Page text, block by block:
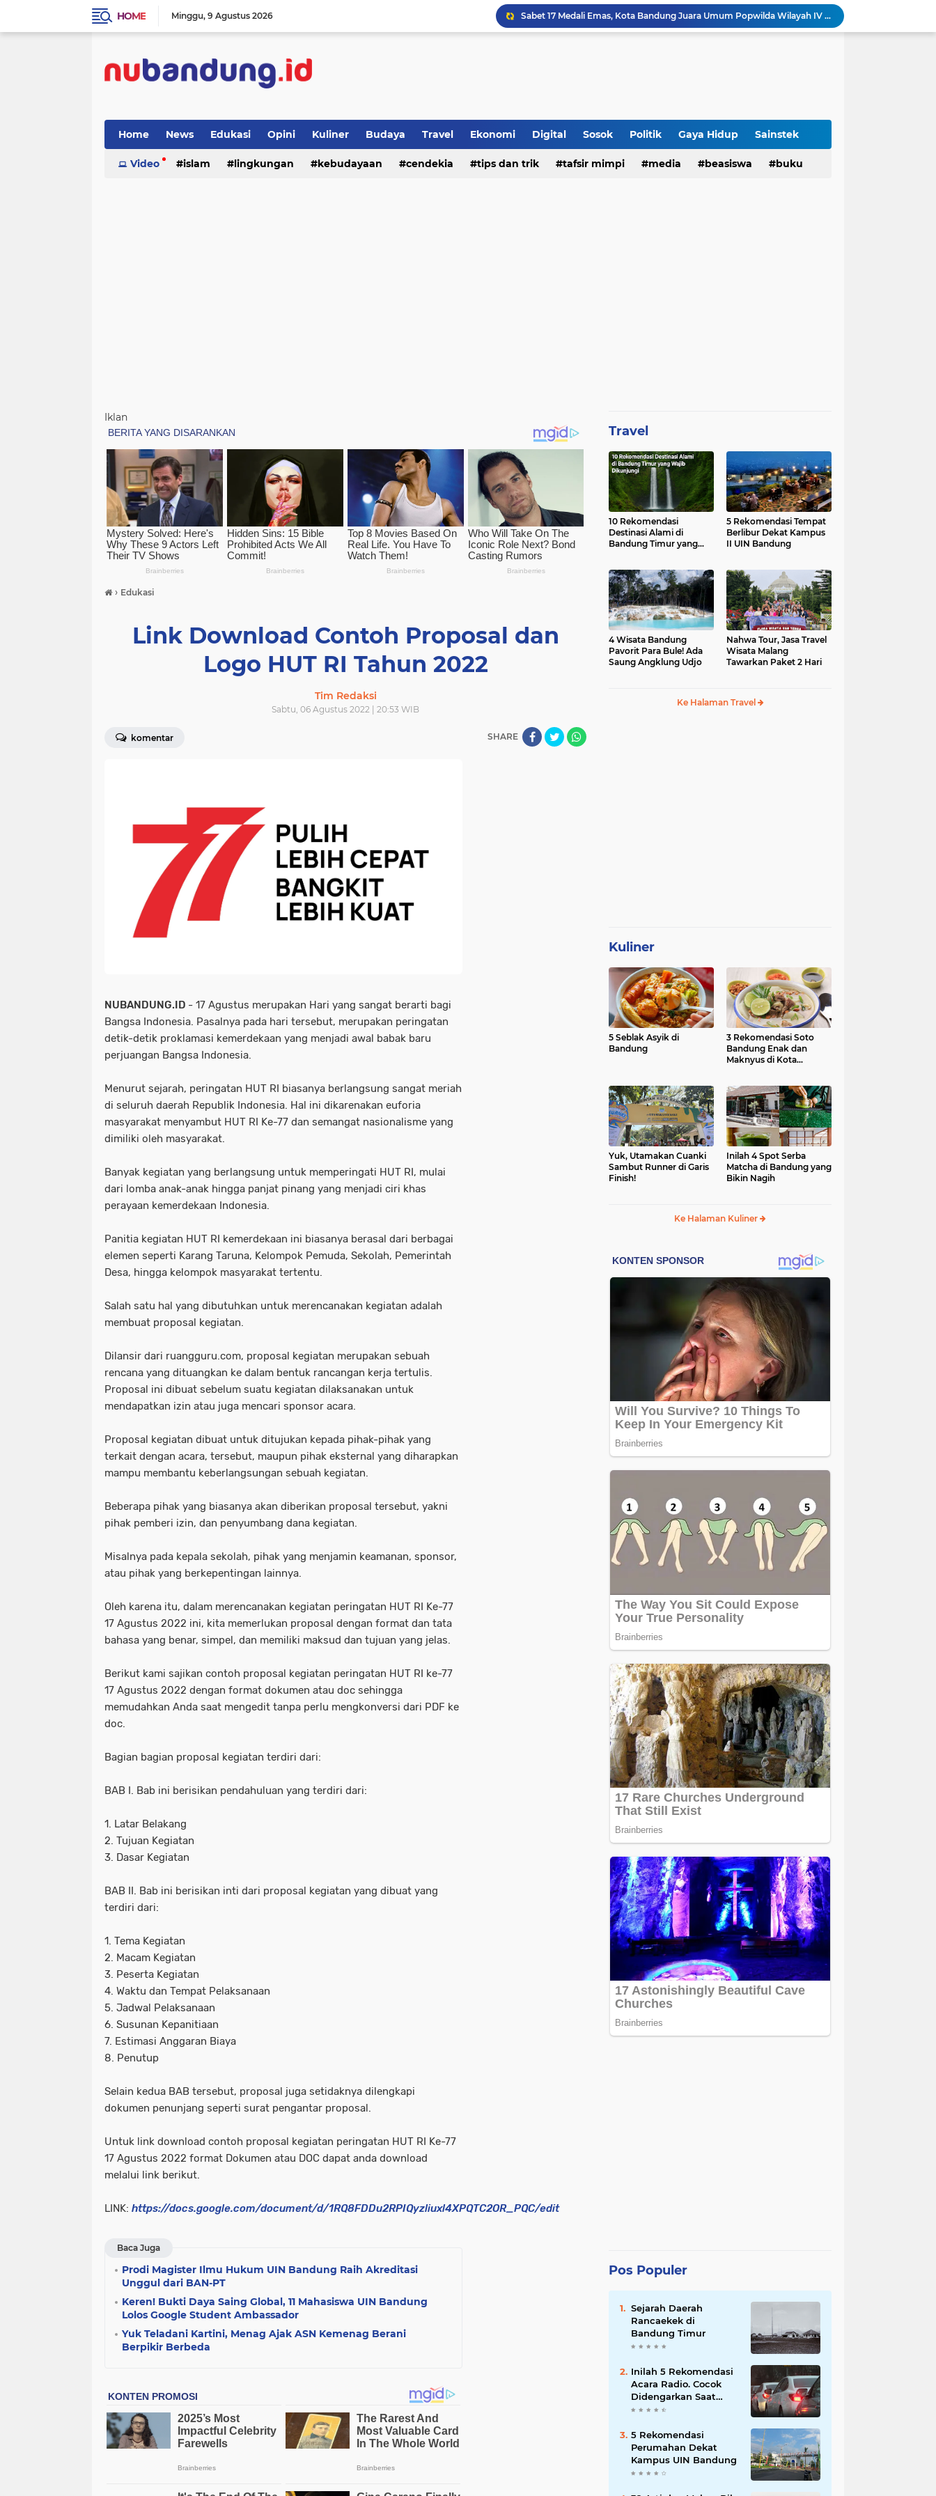
HOME Minggu 9 Agustus 2026
Sabet 17 Medali Emas, Kota Bandung Juara Umum Popwilda Wilayah IV Jabar 2026
Jalan Redup Agama: Catatan untuk Munas-Kobes NU
Opini dan Hukum
Sinergi Kemenag RI–UIN Bandung Perkuat Moderasi Beragama di Kalangan Mahasiswa
Islam dan Barat
Home News Edukasi Opini Kuliner Budaya Travel Ekonomi Digital Sosok Politik Gaya Hidup Sainstek
Video islam lingkungan kebudayaan cendekia tips dan trik tafsir mimpi media beasiswa buku
Iklan
› Edukasi
Link Download Contoh Proposal dan
Logo HUT RI Tahun 2022
Tim Redaksi
Sabtu, 06 Agustus 2022 | 20:53 WIB
komentar SHARE
NUBANDUNG.ID - 17 Agustus merupakan Hari yang sangat berarti bagi
Bangsa Indonesia. Pasalnya pada hari tersebut, merupakan peringatan
detik-detik proklamasi kemerdekaan yang menjadi awal babak baru
perjuangan Bangsa Indonesia.
Menurut sejarah, peringatan HUT RI biasanya berlangsung sangat meriah
di seluruh daerah Republik Indonesia. Hal ini dikarenakan euforia
masyarakat menyambut HUT RI Ke-77 dan semangat nasionalisme yang
dimiliki oleh masyarakat.
Banyak kegiatan yang berlangsung untuk memperingati HUT RI, mulai
dari lomba anak-anak hingga panjat pinang yang menjadi ciri khas
perayaan kemerdekaan Indonesia.
Panitia kegiatan HUT RI kemerdekaan ini biasanya berasal dari berbagai
elemen seperti Karang Taruna, Kelompok Pemuda, Sekolah, Pemerintah
Desa, hingga kelompok masyarakat tertentu.
Salah satu hal yang dibutuhkan untuk merencanakan kegiatan adalah
membuat proposal kegiatan.
Dilansir dari ruangguru.com, proposal kegiatan merupakan sebuah
rencana yang dituangkan ke dalam bentuk rancangan kerja tertulis.
Proposal ini dibuat sebelum suatu kegiatan dilaksanakan untuk
mendapatkan izin atau juga mencari sponsor acara.
Proposal kegiatan dibuat untuk ditujukan kepada pihak-pihak yang
terkait dengan acara, tersebut, maupun pihak eksternal yang diharapkan
mampu membantu keberlangsungan sebuah kegiatan.
Beberapa pihak yang biasanya akan diberikan proposal tersebut, yakni
pihak pemberi izin, dan penyumbang dana kegiatan.
Misalnya pada kepala sekolah, pihak yang menjamin keamanan, sponsor,
atau pihak yang berkepentingan lainnya.
Oleh karena itu, dalam merencanakan kegiatan peringatan HUT RI Ke-77
17 Agustus 2022 ini, kita memerlukan proposal dengan format dan tata
bahasa yang benar, simpel, dan memiliki maksud dan tujuan yang jelas.
Berikut kami sajikan contoh proposal kegiatan peringatan HUT RI ke-77
17 Agustus 2022 dengan format dokumen atau doc sehingga
memudahkan Anda saat mengedit tanpa perlu mengkonversi dari PDF ke
doc.
Bagian bagian proposal kegiatan terdiri dari:
BAB I. Bab ini berisikan pendahuluan yang terdiri dari:
1. Latar Belakang
2. Tujuan Kegiatan
3. Dasar Kegiatan
BAB II. Bab ini berisikan inti dari proposal kegiatan yang dibuat yang
terdiri dari:
1. Tema Kegiatan
2. Macam Kegiatan
3. Peserta Kegiatan
4. Waktu dan Tempat Pelaksanaan
5. Jadwal Pelaksanaan
6. Susunan Kepanitiaan
7. Estimasi Anggaran Biaya
8. Penutup
Selain kedua BAB tersebut, proposal juga setidaknya dilengkapi
dokumen penunjang seperti surat pengantar proposal.
Untuk link download contoh proposal kegiatan peringatan HUT RI Ke-77
17 Agustus 2022 format Dokumen atau DOC dapat anda download
melalui link berikut.
LINK: https://docs.google.com/document/d/1RQ8FDDu2RPIQyzliuxl4XPQTC2OR_PQC/edit
Baca Juga
Prodi Magister Ilmu Hukum UIN Bandung Raih Akreditasi
Unggul dari BAN-PT
Keren! Bukti Daya Saing Global, 11 Mahasiswa UIN Bandung
Lolos Google Student Ambassador
Yuk Teladani Kartini, Menag Ajak ASN Kemenag Berani
Berpikir Berbeda
Travel
10 Rekomendasi
Destinasi Alami di
Bandung Timur yang
5 Rekomendasi Tempat
Berlibur Dekat Kampus
II UIN Bandung
4 Wisata Bandung
Pavorit Para Bule! Ada
Saung Angklung Udjo
Nahwa Tour, Jasa Travel
Wisata Malang
Tawarkan Paket 2 Hari
Ke Halaman Travel
Kuliner
5 Seblak Asyik di
Bandung
3 Rekomendasi Soto
Bandung Enak dan
Maknyus di Kota
Yuk, Utamakan Cuanki
Sambut Runner di Garis
Finish!
Inilah 4 Spot Serba
Matcha di Bandung yang
Bikin Nagih
Ke Halaman Kuliner
Pos Populer
Sejarah Daerah
Rancaekek di
Bandung Timur
Inilah 5 Rekomendasi
Acara Radio. Cocok
Didengarkan Saat
Macet
5 Rekomendasi
Perumahan Dekat
Kampus UIN Bandung